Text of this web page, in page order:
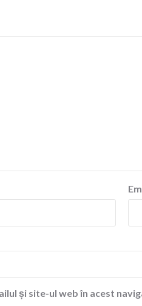
și site-ul web în acest